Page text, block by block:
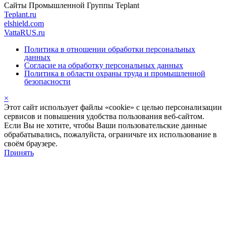
Сайты Промышленной Группы Teplant
Teplant.ru
elshield.com
VattaRUS.ru
Политика в отношении обработки персональных
данных
Согласие на обработку персональных данных
Политика в области охраны труда и промышленной
безопасности
×
Этот сайт использует файлы «cookie» с целью персонализации
сервисов и повышения удобства пользования веб-сайтом.
Если Вы не хотите, чтобы Ваши пользовательские данные
обрабатывались, пожалуйста, ограничьте их использование в
своём браузере.
Принять